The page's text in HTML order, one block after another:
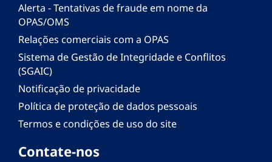
Alerta - Tentativas de fraude em nome da
OPAS/OMS
Relações comerciais com a OPAS
Sistema de Gestão de Integridade e Conflitos
(SGAIC)
Notificação de privacidade
Política de proteção de dados pessoais
Termos e condições de uso do site
Contate-nos